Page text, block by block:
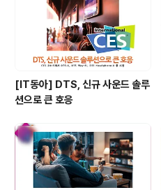
[IT동아] DTS, 신규 사운드 솔루
션으로 큰 호응